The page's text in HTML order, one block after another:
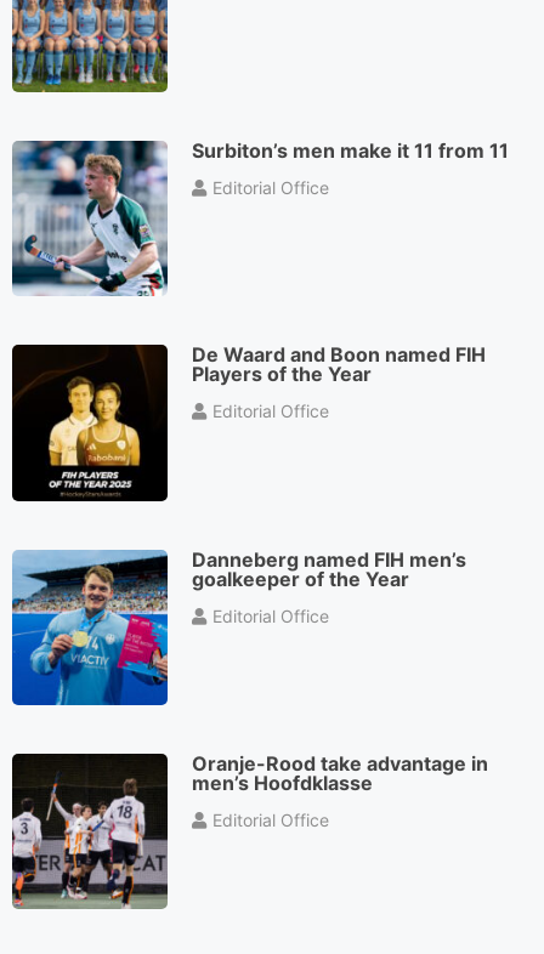
Surbiton’s men make it 11 from 11
Editorial Office
De Waard and Boon named FIH
Players of the Year
Editorial Office
Danneberg named FIH men’s
goalkeeper of the Year
Editorial Office
Oranje-Rood take advantage in
men’s Hoofdklasse
Editorial Office